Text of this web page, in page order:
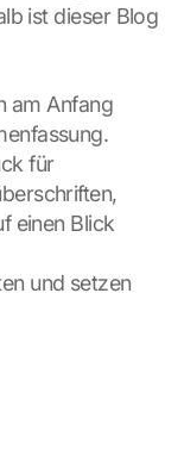
ist dieser Blog
am Anfang
für
einen Blick
und setzen